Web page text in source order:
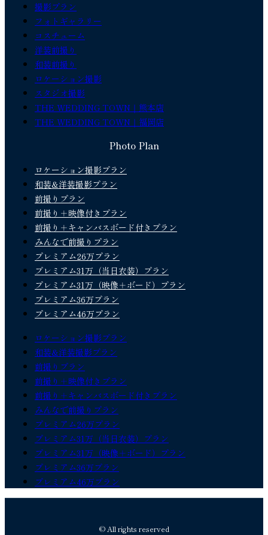
撮影プラン
フォトギャラリー
コスチューム
洋装前撮り
和装前撮り
ロケーション撮影
スタジオ撮影
THE WEDDING TOWN｜熊本店
THE WEDDING TOWN｜福岡店
Photo Plan
ロケーション撮影プラン
和装&洋装撮影プラン
前撮りプラン
前撮り＋映像付きプラン
前撮り＋キャンバスボード付きプラン
みんなで前撮りプラン
プレミアム26万プラン
プレミアム31万（当日衣装）プラン
プレミアム31万（映像＋ボード）プラン
プレミアム36万プラン
プレミアム46万プラン
ロケーション撮影プラン
和装&洋装撮影プラン
前撮りプラン
前撮り＋映像付きプラン
前撮り＋キャンバスボード付きプラン
みんなで前撮りプラン
プレミアム26万プラン
プレミアム31万（当日衣装）プラン
プレミアム31万（映像＋ボード）プラン
プレミアム36万プラン
プレミアム46万プラン
© All rights reserved